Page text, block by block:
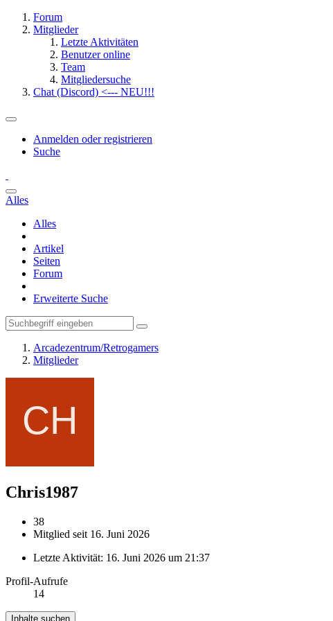
Forum
Mitglieder
Letzte Aktivitäten
Benutzer online
Team
Mitgliedersuche
Chat (Discord) <--- NEU!!!
Anmelden oder registrieren
Suche
Alles
Alles
Artikel
Seiten
Forum
Erweiterte Suche
Arcadezentrum/Retrogamers
Mitglieder
Chris1987
38
Mitglied seit 16. Juni 2026
Letzte Aktivität: 16. Juni 2026 um 21:37
Profil-Aufrufe
14
Inhalte suchen